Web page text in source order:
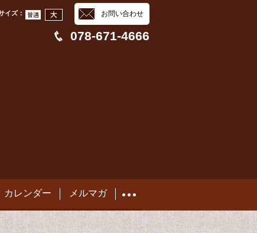
お問い合わせ
イズ：
078-671-4666
カレンダー メルマガ